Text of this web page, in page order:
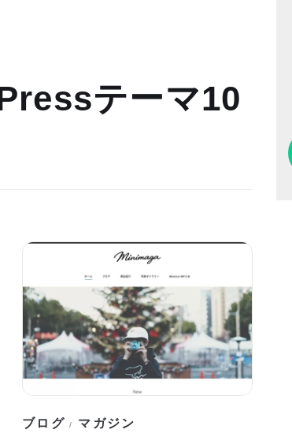
テーマ10
ブログ / マガジン